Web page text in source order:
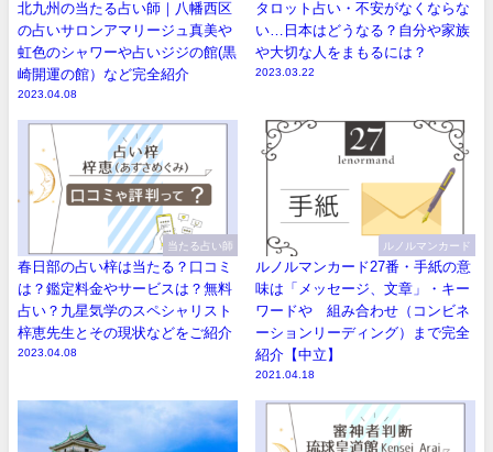
北九州の当たる占い師｜八幡西区
の占いサロンアマリージュ真美や
虹色のシャワーや占いジジの館(黒
崎開運の館）など完全紹介
2023.04.08
タロット占い・不安がなくならな
い…日本はどうなる？自分や家族
や大切な人をまもるには？
2023.03.22
当たる占い師
春日部の占い梓は当たる？口コミ
は？鑑定料金やサービスは？無料
占い？九星気学のスペシャリスト
梓恵先生とその現状などをご紹介
2023.04.08
ルノルマンカード
ルノルマンカード27番・手紙の意
味は「メッセージ、文章」・キー
ワードや 組み合わせ（コンビネ
ーションリーディング）まで完全
紹介【中立】
2021.04.18